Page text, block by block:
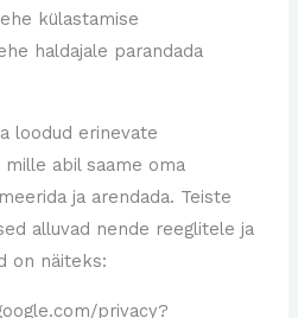
külastamise
haldajale parandada
loodud erinevate
abil saame oma
ja arendada. Teiste
alluvad nende reeglitele ja
on näiteks:
privacy?